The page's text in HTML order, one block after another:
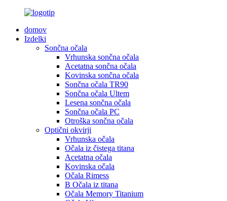
domov
Izdelki
Sončna očala
Vrhunska sončna očala
Acetatna sončna očala
Kovinska sončna očala
Sončna očala TR90
Sončna očala Ultem
Lesena sončna očala
Sončna očala PC
Otroška sončna očala
Optični okvirji
Vrhunska očala
Očala iz čistega titana
Acetatna očala
Kovinska očala
Očala Rimess
B Očala iz titana
Očala Memory Titanium